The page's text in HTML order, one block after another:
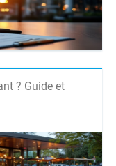
? Guide et